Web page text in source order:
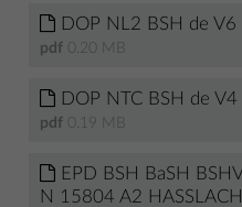
DOP NL2 BSH de V6
pdf 0.20 MB
DOP NTC BSH de
pdf 0.19 MB
EPD BSH BaSH
N 15804 A2